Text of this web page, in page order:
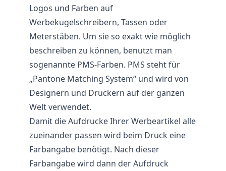
Logos und Farben auf
Werbekugelschreibern, Tassen oder
Meterstäben. Um sie so exakt wie möglich
beschreiben zu können, benutzt man
sogenannte PMS-Farben. PMS steht für
„Pantone Matching System“ und wird von
Designern und Druckern auf der ganzen
Welt verwendet.
Damit die Aufdrucke Ihrer Werbeartikel alle
zueinander passen wird beim Druck eine
Farbangabe benötigt. Nach dieser
Farbangabe wird dann der Aufdruck